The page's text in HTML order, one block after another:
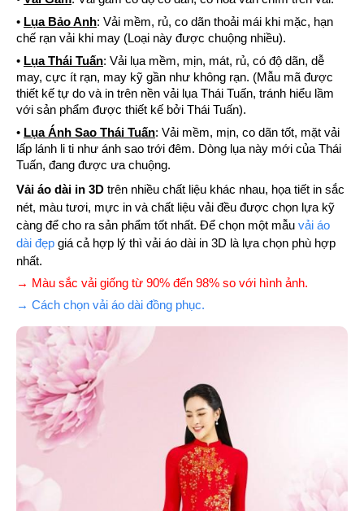
• Lụa Bảo Anh: Vải mềm, rủ, co dãn thoải mái khi mặc, hạn
chế rạn vải khi may (Loại này được chuộng nhiều).
• Lụa Thái Tuấn: Vải lụa mềm, mịn, mát, rủ, có độ dãn, dễ
may, cực ít rạn, may kỹ gần như không rạn. (Mẫu mã được
thiết kế tự do và in trên nền vải lụa Thái Tuấn, tránh hiểu lầm
với sản phẩm được thiết kế bởi Thái Tuấn).
• Lụa Ánh Sao Thái Tuấn: Vải mềm, mịn, co dãn tốt, mặt vải
lấp lánh li ti như ánh sao trới đêm. Dòng lụa này mới của Thái
Tuấn, đang được ưa chuộng.
Vải áo dài in 3D trên nhiều chất liệu khác nhau, họa tiết in sắc
nét, màu tươi, mực in và chất liệu vải đều được chọn lựa kỹ
càng để cho ra sản phẩm tốt nhất. Để chọn một mẫu vải áo
dài đẹp giá cả hợp lý thì vải áo dài in 3D là lựa chọn phù hợp
nhất.
→ Màu sắc vải giống từ 90% đến 98% so với hình ảnh.
→ Cách chọn vải áo dài đồng phục.